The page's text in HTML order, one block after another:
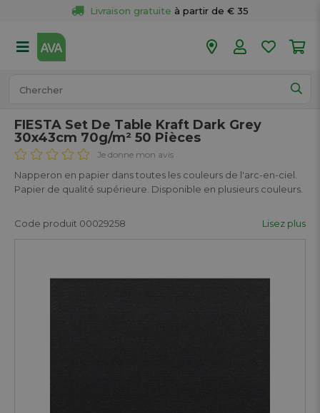
Livraison gratuite à partir de € 35
50 magasins
FIESTA Set De Table Kraft Dark Grey
30x43cm 70g/m² 50 Pièces
Je donne mon avis
Napperon en papier dans toutes les couleurs de l'arc-en-ciel.
Papier de qualité supérieure. Disponible en plusieurs couleurs.
Code produit 00029258 Lisez plus